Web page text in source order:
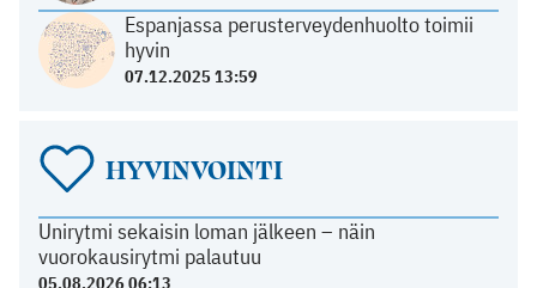
Espanjassa perusterveydenhuolto toimii
hyvin
07.12.2025 13:59
HYVINVOINTI
Unirytmi sekaisin loman jälkeen – näin
vuorokausirytmi palautuu